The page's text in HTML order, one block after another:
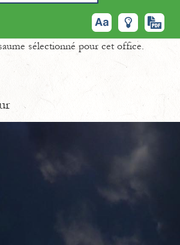
sélectionné pour cet office.